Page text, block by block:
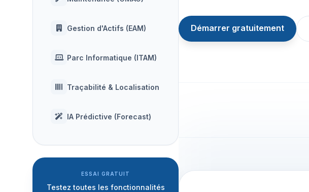
Gestion d'Actifs (EAM)
Parc Informatique (ITAM)
Traçabilité & Localisation
IA Prédictive (Forecast)
ESSAI GRATUIT
Testez toutes les fonctionnalités
Démarrer gratuitement